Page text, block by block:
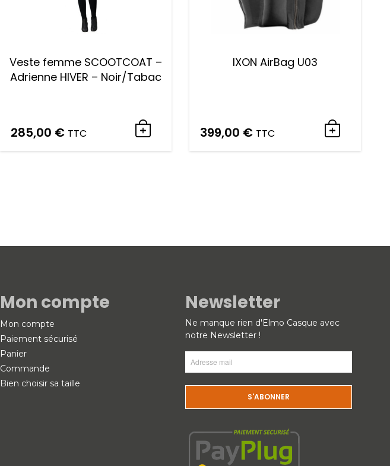
Veste femme SCOOTCOAT –
Adrienne HIVER – Noir/Tabac
285,00 € TTC
IXON AirBag U03
399,00 € TTC
Mon compte
Mon compte
Paiement sécurisé
Panier
Commande
Bien choisir sa taille
Newsletter
Ne manque rien d'Elmo Casque avec
notre Newsletter !
Adresse
mail
(Nécessaire)
CAPTCHA